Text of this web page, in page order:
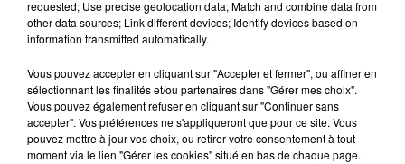
15h54
Tags antisémites à Strasbourg :
14h33
requested; Use precise geolocation data; Match and combine data from
other data sources; Link different devices; Identify devices based on
information transmitted automatically.
Vous pouvez accepter en cliquant sur "Accepter et fermer", ou affiner en
sélectionnant les finalités et/ou partenaires dans "Gérer mes choix".
Vous pouvez également refuser en cliquant sur "Continuer sans
accepter". Vos préférences ne s'appliqueront que pour ce site. Vous
pouvez mettre à jour vos choix, ou retirer votre consentement à tout
moment via le lien "Gérer les cookies" situé en bas de chaque page.